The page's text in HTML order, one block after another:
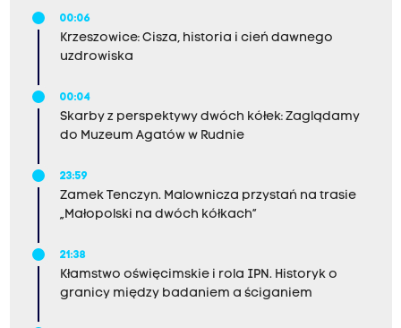
00:06
Krzeszowice: Cisza, historia i cień dawnego
uzdrowiska
00:04
Skarby z perspektywy dwóch kółek: Zaglądamy
do Muzeum Agatów w Rudnie
23:59
Zamek Tenczyn. Malownicza przystań na trasie
„Małopolski na dwóch kółkach”
21:38
Kłamstwo oświęcimskie i rola IPN. Historyk o
granicy między badaniem a ściganiem